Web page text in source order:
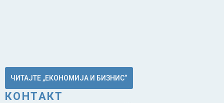
ЧИТАЈТЕ „ЕКОНОМИЈА И БИЗНИС“
КОНТАКТ